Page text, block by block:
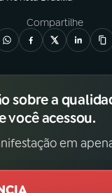
Compartilhe
sobre a
você acessou.
em